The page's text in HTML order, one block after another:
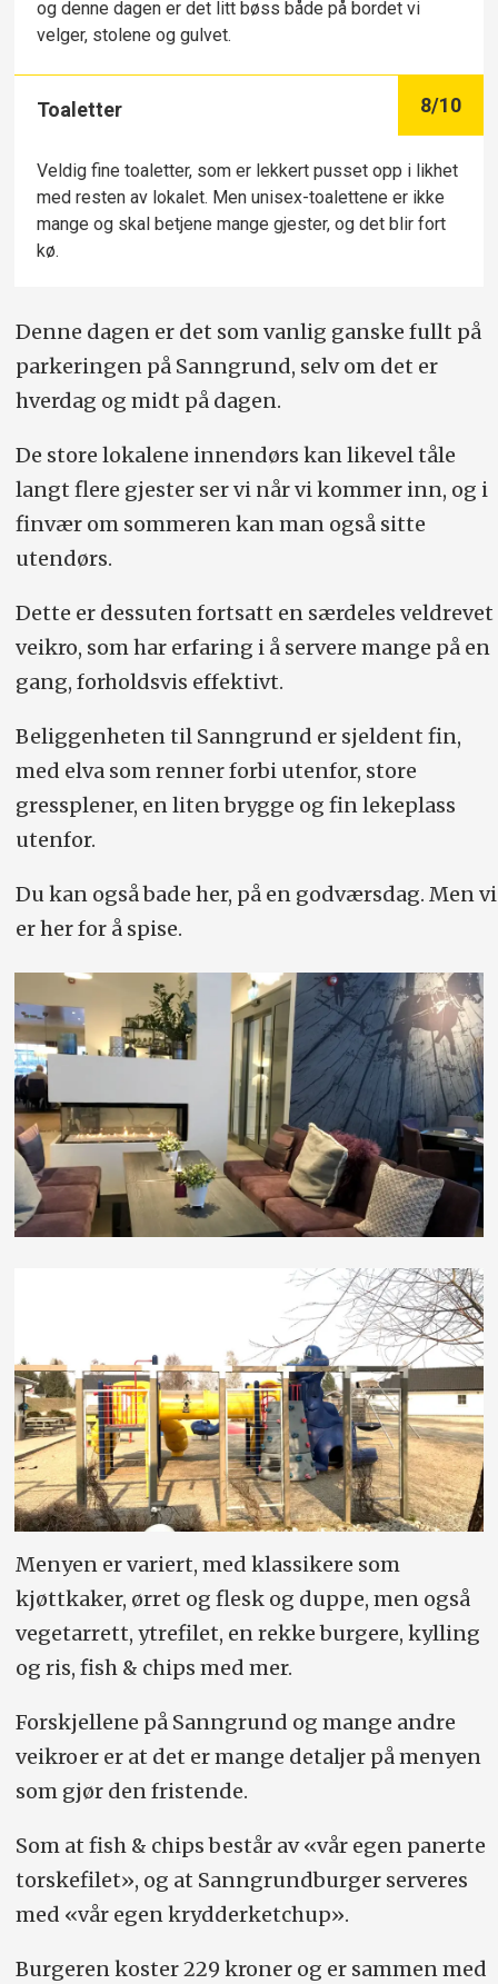
og denne dagen er det litt bøss både på bordet vi
velger, stolene og gulvet.
Toaletter 8/10
Veldig fine toaletter, som er lekkert pusset opp i likhet
med resten av lokalet. Men unisex-toalettene er ikke
mange og skal betjene mange gjester, og det blir fort
kø.
Denne dagen er det som vanlig ganske fullt på
parkeringen på Sanngrund, selv om det er
hverdag og midt på dagen.
De store lokalene innendørs kan likevel tåle
langt flere gjester ser vi når vi kommer inn, og i
finvær om sommeren kan man også sitte
utendørs.
Dette er dessuten fortsatt en særdeles veldrevet
veikro, som har erfaring i å servere mange på en
gang, forholdsvis effektivt.
Beliggenheten til Sanngrund er sjeldent fin,
med elva som renner forbi utenfor, store
gressplener, en liten brygge og fin lekeplass
utenfor.
Du kan også bade her, på en godværsdag. Men vi
er her for å spise.
Menyen er variert, med klassikere som
kjøttkaker, ørret og flesk og duppe, men også
vegetarrett, ytrefilet, en rekke burgere, kylling
og ris, fish & chips med mer.
Forskjellene på Sanngrund og mange andre
veikroer er at det er mange detaljer på menyen
som gjør den fristende.
Som at fish & chips består av «vår egen panerte
torskefilet», og at Sanngrundburger serveres
med «vår egen krydderketchup».
Burgeren koster 229 kroner og er sammen med